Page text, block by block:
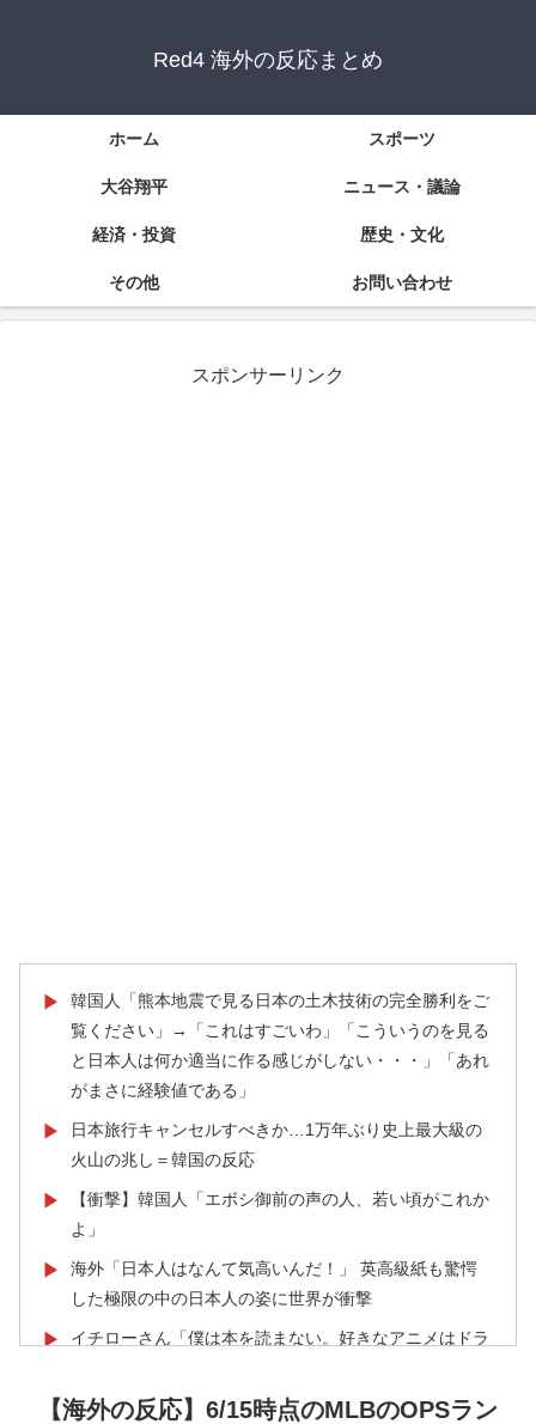
Red4 海外の反応まとめ
ホーム スポーツ
大谷翔平 ニュース・議論
経済・投資 歴史・文化
その他 お問い合わせ
スポンサーリンク
▶
韓国人「熊本地震で見る日本の土木技術の完全勝利をご
覧ください」→「これはすごいわ」「こういうのを見る
と日本人は何か適当に作る感じがしない・・・」「あれ
がまさに経験値である」
▶
日本旅行キャンセルすべきか…1万年ぶり史上最大級の
火山の兆し＝韓国の反応
▶
【衝撃】韓国人「エボシ御前の声の人、若い頃がこれか
よ」
▶
海外「日本人はなんて気高いんだ！」 英高級紙も驚愕
した極限の中の日本人の姿に世界が衝撃
▶
イチローさん「僕は本を読まない。好きなアニメはドラ
▶
大地震が起きても手術をやり遂げる日本の医療チーム、
【海外の反応】6/15時点のMLBのOPSラン